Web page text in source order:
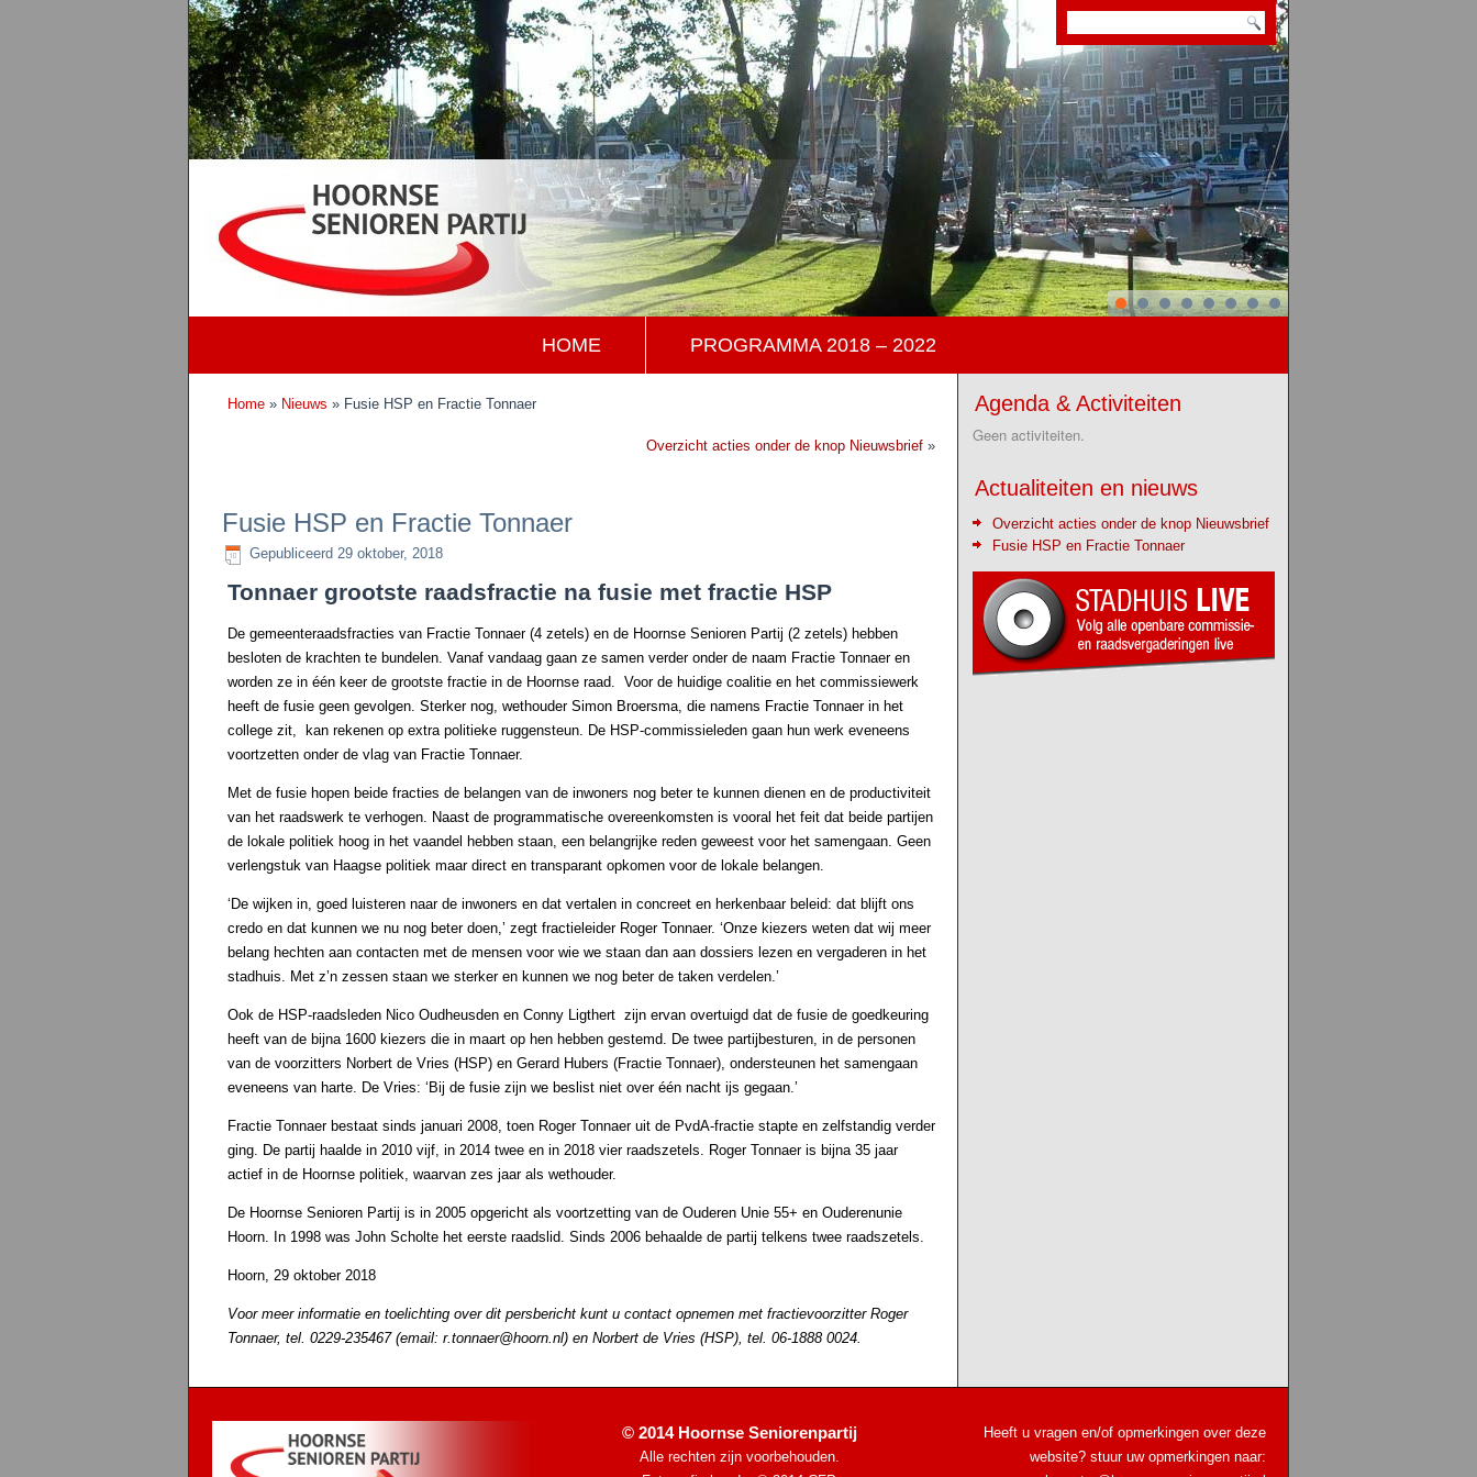
HOME PROGRAMMA 2018 – 2022
Home » Nieuws » Fusie HSP en Fractie Tonnaer
Overzicht acties onder de knop Nieuwsbrief »
Fusie HSP en Fractie Tonnaer
Gepubliceerd 29 oktober, 2018
Tonnaer grootste raadsfractie na fusie met fractie HSP
De gemeenteraadsfracties van Fractie Tonnaer (4 zetels) en de Hoornse Senioren Partij (2 zetels) hebben
besloten de krachten te bundelen. Vanaf vandaag gaan ze samen verder onder de naam Fractie Tonnaer en
worden ze in één keer de grootste fractie in de Hoornse raad. Voor de huidige coalitie en het commissiewerk
heeft de fusie geen gevolgen. Sterker nog, wethouder Simon Broersma, die namens Fractie Tonnaer in het
college zit, kan rekenen op extra politieke ruggensteun. De HSP-commissieleden gaan hun werk eveneens
voortzetten onder de vlag van Fractie Tonnaer.
Met de fusie hopen beide fracties de belangen van de inwoners nog beter te kunnen dienen en de productiviteit
van het raadswerk te verhogen. Naast de programmatische overeenkomsten is vooral het feit dat beide partijen
de lokale politiek hoog in het vaandel hebben staan, een belangrijke reden geweest voor het samengaan. Geen
verlengstuk van Haagse politiek maar direct en transparant opkomen voor de lokale belangen.
‘De wijken in, goed luisteren naar de inwoners en dat vertalen in concreet en herkenbaar beleid: dat blijft ons
credo en dat kunnen we nu nog beter doen,’ zegt fractieleider Roger Tonnaer. ‘Onze kiezers weten dat wij meer
belang hechten aan contacten met de mensen voor wie we staan dan aan dossiers lezen en vergaderen in het
stadhuis. Met z’n zessen staan we sterker en kunnen we nog beter de taken verdelen.’
Ook de HSP-raadsleden Nico Oudheusden en Conny Ligthert zijn ervan overtuigd dat de fusie de goedkeuring
heeft van de bijna 1600 kiezers die in maart op hen hebben gestemd. De twee partijbesturen, in de personen
van de voorzitters Norbert de Vries (HSP) en Gerard Hubers (Fractie Tonnaer), ondersteunen het samengaan
eveneens van harte. De Vries: ‘Bij de fusie zijn we beslist niet over één nacht ijs gegaan.’
Fractie Tonnaer bestaat sinds januari 2008, toen Roger Tonnaer uit de PvdA-fractie stapte en zelfstandig verder
ging. De partij haalde in 2010 vijf, in 2014 twee en in 2018 vier raadszetels. Roger Tonnaer is bijna 35 jaar
actief in de Hoornse politiek, waarvan zes jaar als wethouder.
De Hoornse Senioren Partij is in 2005 opgericht als voortzetting van de Ouderen Unie 55+ en Ouderenunie
Hoorn. In 1998 was John Scholte het eerste raadslid. Sinds 2006 behaalde de partij telkens twee raadszetels.
Hoorn, 29 oktober 2018
Voor meer informatie en toelichting over dit persbericht kunt u contact opnemen met fractievoorzitter Roger
Tonnaer, tel. 0229-235467 (email: r.tonnaer@hoorn.nl) en Norbert de Vries (HSP), tel. 06-1888 0024.
Agenda & Activiteiten
Geen activiteiten.
Actualiteiten en nieuws
Overzicht acties onder de knop Nieuwsbrief
Fusie HSP en Fractie Tonnaer
© 2014 Hoornse Seniorenpartij
Alle rechten zijn voorbehouden.
Heeft u vragen en/of opmerkingen over deze
website? stuur uw opmerkingen naar: